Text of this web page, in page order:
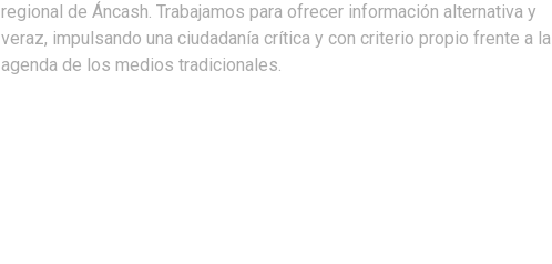
regional de Áncash. Trabajamos para ofrecer información alternativa y
veraz, impulsando una ciudadanía crítica y con criterio propio frente a la
agenda de los medios tradicionales.